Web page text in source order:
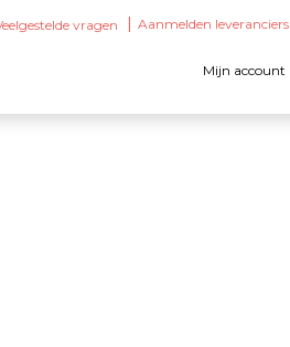
vragen Aanmelden leveranciers
Mijn account